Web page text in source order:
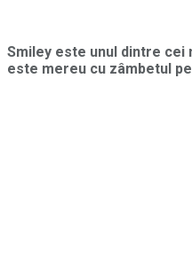
Smiley este unul dintre cei
este mereu cu zâmbetul